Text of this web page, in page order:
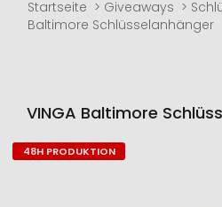
Startseite Giveaways
Baltimore Schlüsselanhänger
VINGA Baltimore
Zum
48H PRODUKTION